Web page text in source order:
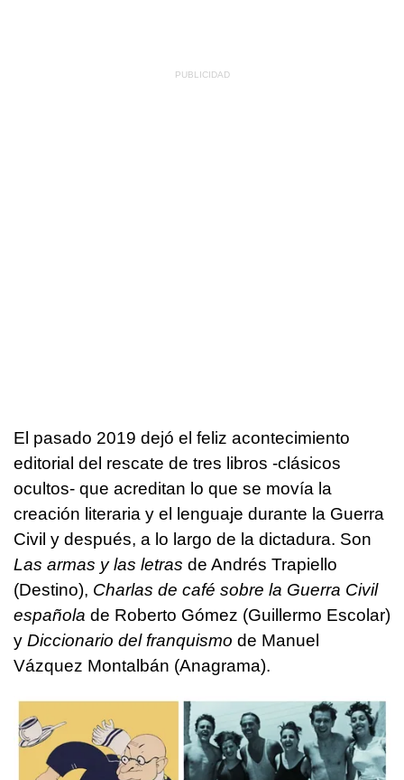
El pasado 2019 dejó el feliz acontecimiento
editorial del rescate de tres libros -clásicos
ocultos- que acreditan lo que se movía la
creación literaria y el lenguaje durante la Guerra
Civil y después, a lo largo de la dictadura. Son
Las armas y las letras de Andrés Trapiello
(Destino), Charlas de café sobre la Guerra Civil
española de Roberto Gómez (Guillermo Escolar)
y Diccionario del franquismo de Manuel
Vázquez Montalbán (Anagrama).